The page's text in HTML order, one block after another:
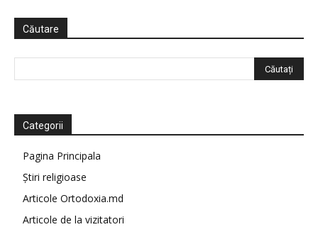
Căutare
Categorii
Pagina Principala
Știri religioase
Articole Ortodoxia.md
Articole de la vizitatori